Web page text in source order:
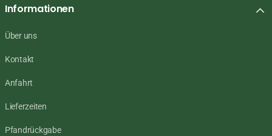
Informationen
Über uns
Kontakt
Anfahrt
Lieferzeiten
Pfandrückgabe